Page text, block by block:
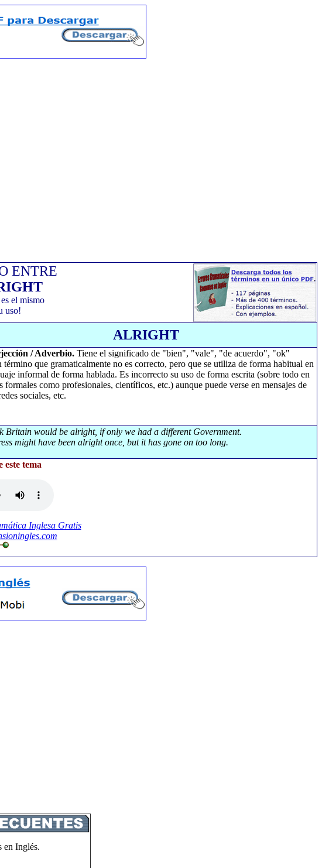
ENTRE
el mismo
uso!
ALRIGHT
/ Adverbio. Tiene el significado de "bien", "vale", "de acuerdo", "ok"
término que gramaticalmente no es correcto, pero que se utiliza de forma habitual en
informal de forma hablada. Es incorrecto su uso de forma escrita (sobre todo en
formales como profesionales, científicos, etc.) aunque puede verse en mensajes de
sociales, etc.
Britain would be alright, if only we had a different Government.
might have been alright once, but it has gone on too long.
este tema
Inglesa Gratis
en Inglés.